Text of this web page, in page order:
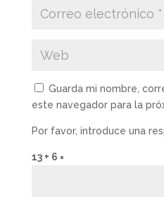
Guarda mi nombre,
este navegador para la
Por favor, introduce una
13 + 6 =